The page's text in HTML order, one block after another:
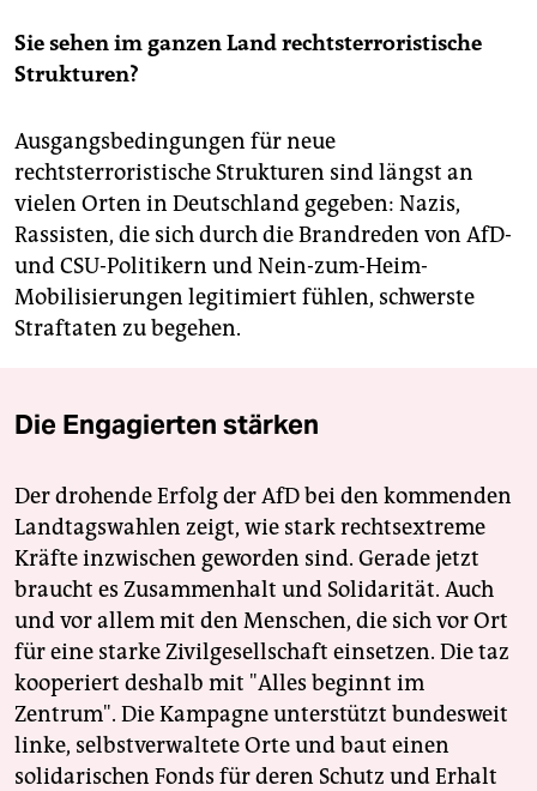
Sie sehen im ganzen Land rechtsterroristische
Strukturen?
Ausgangsbedingungen für neue
rechtsterroristische Strukturen sind längst an
vielen Orten in Deutschland gegeben: Nazis,
Rassisten, die sich durch die Brandreden von AfD-
und CSU-Politikern und Nein-zum-Heim-
Mobilisierungen legitimiert fühlen, schwerste
Straftaten zu begehen.
Die Engagierten stärken
Der drohende Erfolg der AfD bei den kommenden
Landtagswahlen zeigt, wie stark rechtsextreme
Kräfte inzwischen geworden sind. Gerade jetzt
braucht es Zusammenhalt und Solidarität. Auch
und vor allem mit den Menschen, die sich vor Ort
für eine starke Zivilgesellschaft einsetzen. Die taz
kooperiert deshalb mit "Alles beginnt im
Zentrum". Die Kampagne unterstützt bundesweit
linke, selbstverwaltete Orte und baut einen
solidarischen Fonds für deren Schutz und Erhalt